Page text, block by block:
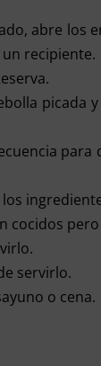
abre los
recipiente.
picada
para
cocidos
servirlo.
o cena.